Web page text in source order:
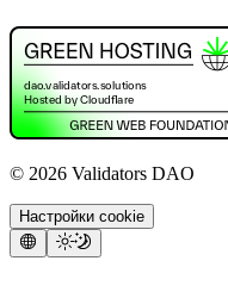
© 2026 Validators DAO
Настройки cookie